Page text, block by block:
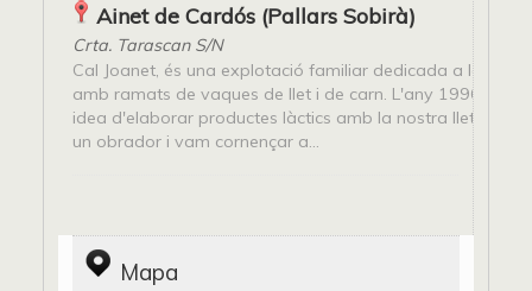
Ainet de Cardós (Pallars Sobirà)
Crta. Tarascan S/N
Cal Joanet, és una explotació familiar dedicada a la
amb ramats de vaques de lIet i de carn. L'any 1996 va
idea d'elaborar productes làctics amb la nostra lIet: vam
un obrador i vam cornençar a...
Mapa